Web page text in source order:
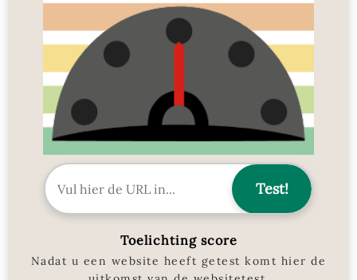
Toelichting score
Nadat u een website heeft getest komt hier de